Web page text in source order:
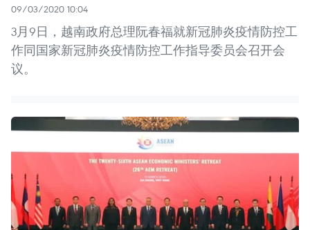
09/03/2020 10:04
3月9日，越南政府总理阮春福就新冠肺炎疫情防控工
作同国家新冠肺炎疫情防控工作指导委员会召开会
议。